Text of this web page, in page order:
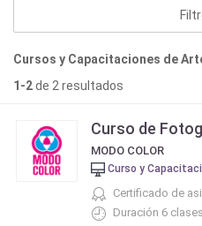
Cursos y Capacitaciones de
1-2de 2 resultados
Curso de
MODO COLOR
Curso y
Certificado de
Duración 6